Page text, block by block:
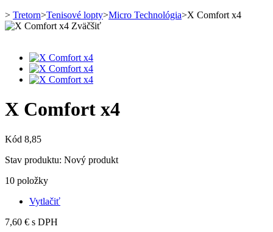
> Tretorn>Tenisové lopty>Micro Technológia>X Comfort x4
Zväčšiť
X Comfort x4
Kód 8,85
Stav produktu: Nový produkt
10 položky
Vytlačiť
7,60 € s DPH